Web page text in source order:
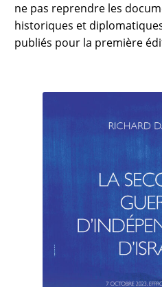
ne pas reprendre les
historiques et
publiés pour la première